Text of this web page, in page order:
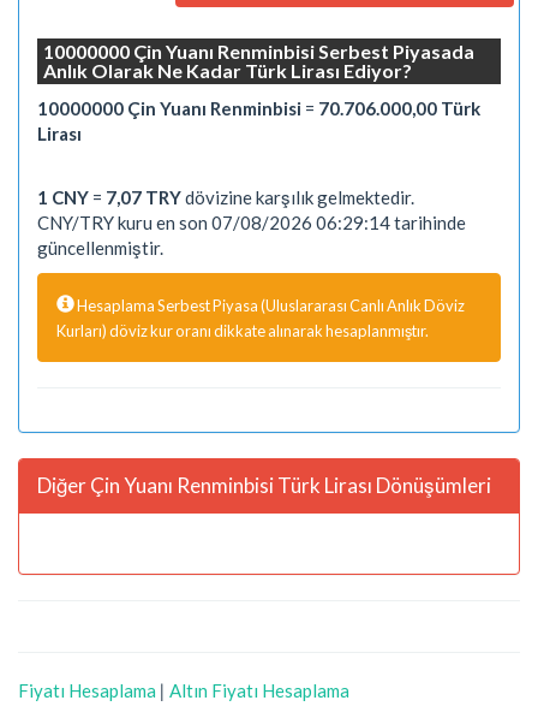
10000000 Çin Yuanı Renminbisi Serbest Piyasada
Anlık Olarak Ne Kadar Türk Lirası Ediyor?
10000000 Çin Yuanı Renminbisi = 70.706.000,00 Türk
Lirası
1 CNY = 7,07 TRYdövizine karşılık gelmektedir.
CNY/TRY kuru en son 07/08/2026 06:29:14 tarihinde
güncellenmiştir.
Hesaplama Serbest Piyasa (Uluslararası Canlı Anlık Döviz
Kurları) döviz kur oranı dikkate alınarak hesaplanmıştır.
Diğer Çin Yuanı Renminbisi Türk Lirası Dönüşümleri
Fiyatı Hesaplama | Altın Fiyatı Hesaplama